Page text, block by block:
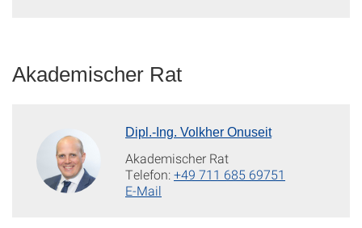
Akademischer Rat
Dipl.-Ing. Volkher Onuseit
Akademischer Rat
Telefon:+49 711 685 69751
E-Mail